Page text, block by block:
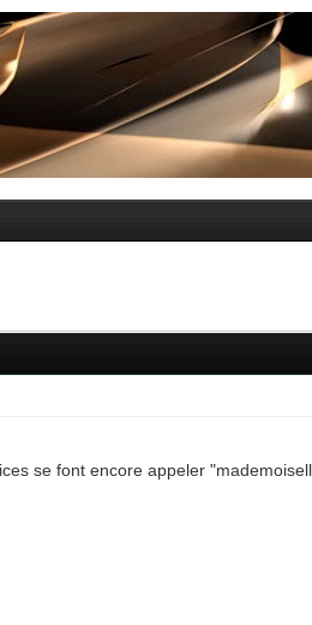
se font encore appeler